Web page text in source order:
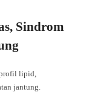
Sindrom
lipid,
jantung.